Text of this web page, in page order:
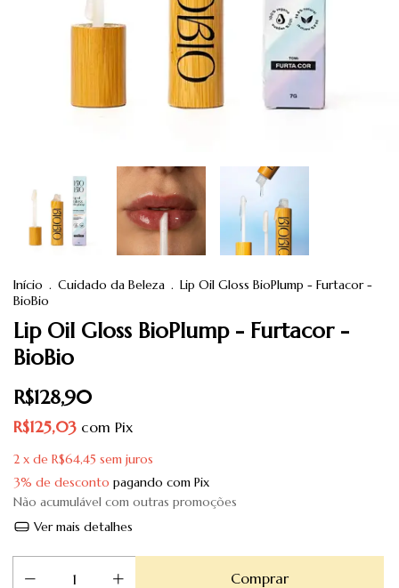
Início . Cuidado da Beleza . Lip Oil Gloss BioPlump - Furtacor -
BioBio
Lip Oil Gloss BioPlump - Furtacor -
BioBio
R$128,90
R$125,03 com Pix
2 x de R$64,45 sem juros
3% de desconto pagando com Pix
Não acumulável com outras promoções
Ver mais detalhes